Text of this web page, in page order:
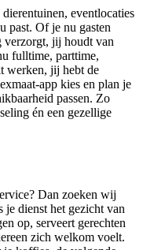
eventlocaties
past. Of je nu gasten
verzorgt, jij houdt van
fulltime, parttime,
werken, jij hebt de
app kies en plan je
passen. Zo
én een gezellige
Dan zoeken wij
dienst het gezicht van
op, serveert gerechten
zich welkom voelt.